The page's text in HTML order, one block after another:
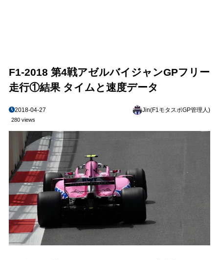
F1-2018 第4戦アゼルバイジャンGPフリー
走行①結果 タイムと速度データ
2018-04-27 Jin(F1モタスポGP管理人)
280 views